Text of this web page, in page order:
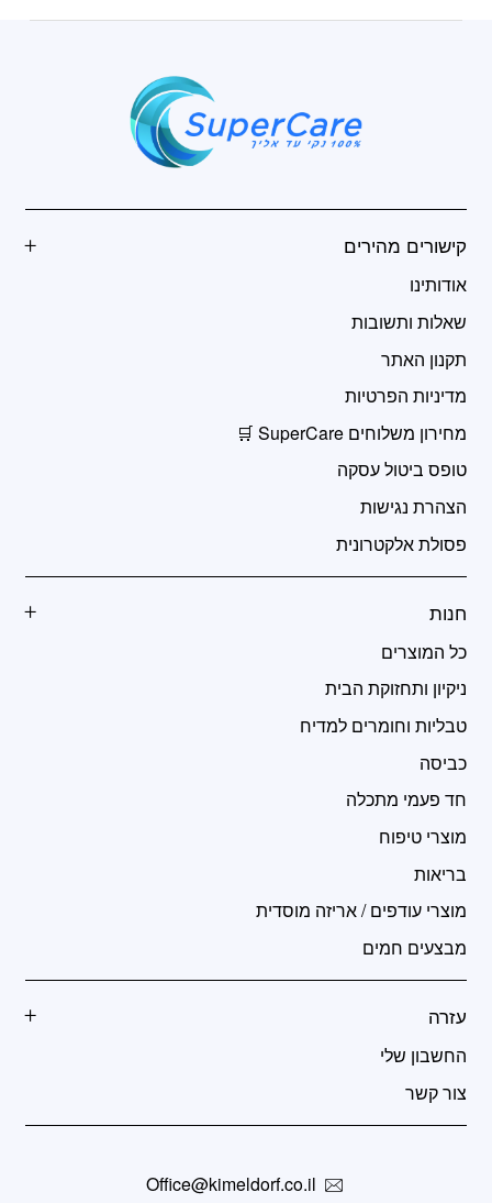
קישורים מהירים
אודותינו
שאלות ותשובות
תקנון האתר
מדיניות הפרטיות
מחירון משלוחים SuperCare 🛒
טופס ביטול עסקה
הצהרת נגישות
פסולת אלקטרונית
חנות
כל המוצרים
ניקיון ותחזוקת הבית
טבליות וחומרים למדיח
כביסה
חד פעמי מתכלה
מוצרי טיפוח
בריאות
מוצרי עודפים / אריזה מוסדית
מבצעים חמים
עזרה
החשבון שלי
צור קשר
Office@kimeldorf.co.il